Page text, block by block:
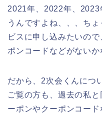
2021年、2022年、2023
うんですよね、、、ち
ビスに申し込みたいの
ポンコードなどがないか
だから、2次会くんにつ
ご覧の方も、過去の私
ーポンやクーポンコー